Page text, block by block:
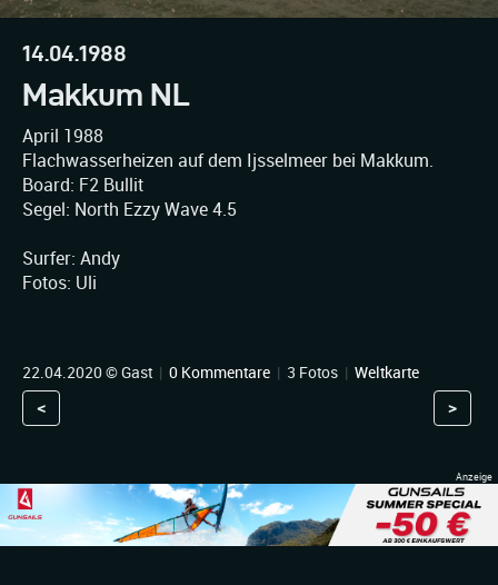
14.04.1988
Makkum NL
April 1988
Flachwasserheizen auf dem Ijsselmeer bei Makkum.
Board: F2 Bullit
Segel: North Ezzy Wave 4.5
Surfer: Andy
Fotos: Uli
22.04.2020 © Gast | 0 Kommentare | 3 Fotos | Weltkarte
< >